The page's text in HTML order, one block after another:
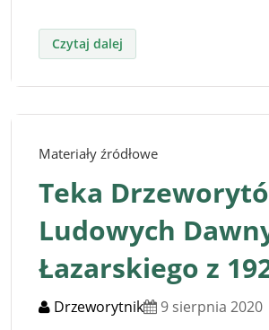
Materiały źródłowe
Teka
Ludowych
Łazarskiego z
Drzeworytnik
9 sierpnia 2020